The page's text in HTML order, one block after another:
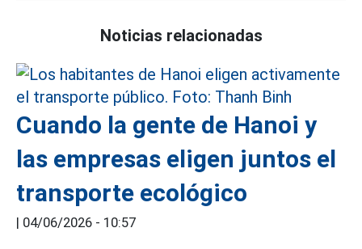
Noticias relacionadas
Cuando la gente de Hanoi y
las empresas eligen juntos el
transporte ecológico
| 04/06/2026 - 10:57